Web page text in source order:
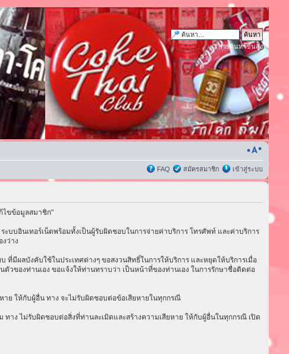
การค้นหาขั้นสูง
FAQ สมัครสมาชิก เข้าสู่ระบบ
ไขข้อมูลสมาชิก"
บบอินเทอร์เน็ตพร้อมทั้งเป็นผู้รับผิดชอบในการจ่ายค่าบริการ โทรศัพท์ และค่าบริการ
งว่าง
มีผลบังคับใช้ในประเทศต่างๆ ขอสงวนสิทธิ์ในการให้บริการ และหยุดให้บริการเมื่อ
วของท่านเอง ขอแจ้งให้ท่านทราบว่า เป็นหน้าที่ของท่านเอง ในการรักษาชื่อติดต่อ
าย ให้กับผู้อื่น ทาง จะไม่รับผิดชอบต่อข้อเสียหายในทุกกรณี
าง ไม่รับผิดชอบต่อสิ่งที่ท่านละเมิดและสร้างความเสียหาย ให้กับผู้อื่นในทุกกรณี เปิด